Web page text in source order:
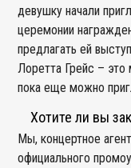
девушку начали
церемонии
предлагать ей
Лоретта Грейс –
пока еще можно
Хотите ли вы
Мы, концертное
официального